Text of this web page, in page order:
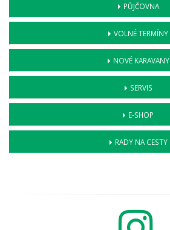
PŮJČOVNA
VOLNÉ TERMÍNY
NOVÉ KARAVANY
SERVIS
E-SHOP
RADY NA CESTY